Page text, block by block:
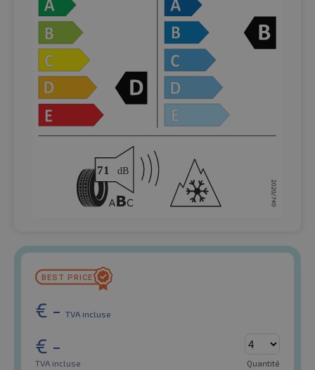
€ - TVA incluse
€ -
TVA incluse Quantité